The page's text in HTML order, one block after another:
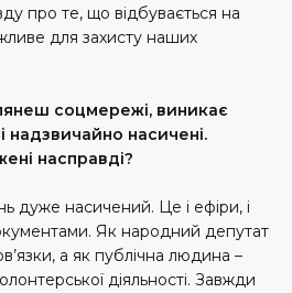
про те, що відбувається на
для захисту наших
соцмережі, виникає
насичені.
насправді?
дуже насичений. Це і ефіри, і
Як народний депутат
а як публічна людина –
діяльності. Завжди